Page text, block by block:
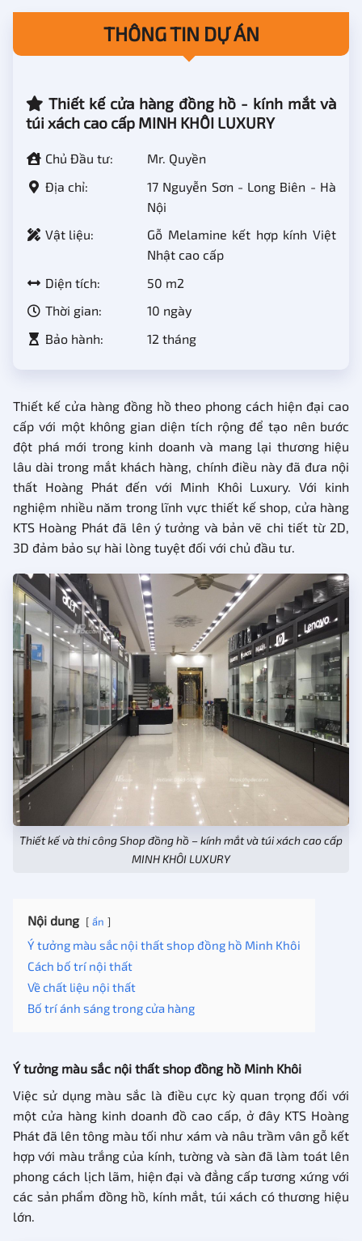
THÔNG TIN DỰ ÁN
Thiết kế cửa hàng đồng hồ - kính mắt và
túi xách cao cấp MINH KHÔI LUXURY
Chủ Đầu tư:
Mr. Quyền
Địa chỉ:
17 Nguyễn Sơn - Long Biên - Hà
Nội
Vật liệu:
Gỗ Melamine kết hợp kính Việt
Nhật cao cấp
Diện tích:
50 m2
Thời gian:
10 ngày
Bảo hành:
12 tháng
Thiết kế cửa hàng đồng hồ theo phong cách hiện đại cao
cấp với một không gian diện tích rộng để tạo nên bước
đột phá mới trong kinh doanh và mang lại thương hiệu
lâu dài trong mắt khách hàng, chính điều này đã đưa nội
thất Hoàng Phát đến với Minh Khôi Luxury. Với kinh
nghiệm nhiều năm trong lĩnh vực thiết kế shop, cửa hàng
KTS Hoàng Phát đã lên ý tưởng và bản vẽ chi tiết từ 2D,
3D đảm bảo sự hài lòng tuyệt đối với chủ đầu tư.
Thiết kế và thi công Shop đồng hồ – kính mắt và túi xách cao cấp
MINH KHÔI LUXURY
Nội dung ẩn
Ý tưởng màu sắc nội thất shop đồng hồ Minh Khôi
Cách bố trí nội thất
Về chất liệu nội thất
Bố trí ánh sáng trong cửa hàng
Ý tưởng màu sắc nội thất shop đồng hồ Minh Khôi
Việc sử dụng màu sắc là điều cực kỳ quan trọng đối với
một cửa hàng kinh doanh đồ cao cấp, ở đây KTS Hoàng
Phát đã lên tông màu tối như xám và nâu trầm vân gỗ kết
hợp với màu trắng của kính, tường và sàn đã làm toát lên
phong cách lịch lãm, hiện đại và đẳng cấp tương xứng với
các sản phẩm đồng hồ, kính mắt, túi xách có thương hiệu
lớn.